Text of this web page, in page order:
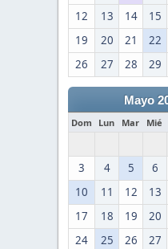
12 13 14 15
19
20 21 22
26
27 28 29
Mayo
Dom Lun Mar Mié
3
4 5 6
10
11 12 13
17
18 19 20
24
25 26 27